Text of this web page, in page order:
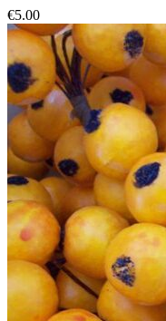
€5.00